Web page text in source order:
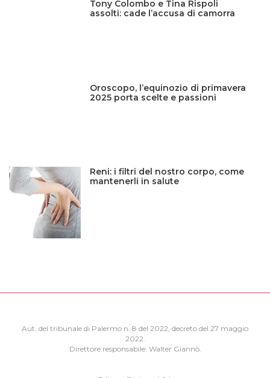
Tony Colombo e Tina Rispoli
assolti: cade l’accusa di camorra
Oroscopo, l’equinozio di primavera
2025 porta scelte e passioni
Reni: i filtri del nostro corpo, come
mantenerli in salute
Aut. del tribunale di Palermo n. 8 del 2022, decreto del 27 maggio
2022.
Direttore responsabile: Walter Giannò.